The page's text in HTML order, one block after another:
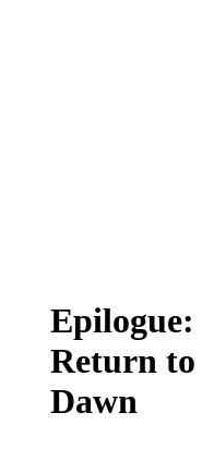
Epilogue:
Return to
Dawn